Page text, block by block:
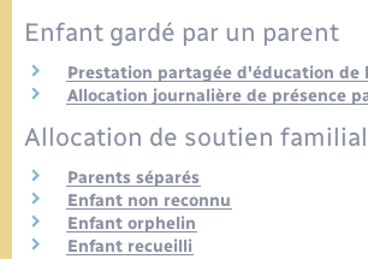
Enfant gardé par un parent
Prestation partagée d'éducation de
Allocation journalière de présence
Allocation de soutien familial
Parents séparés
Enfant non reconnu
Enfant orphelin
Enfant recueilli